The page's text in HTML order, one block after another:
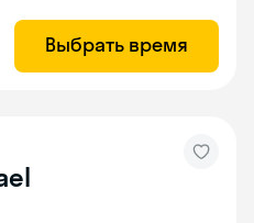
Выбрать время